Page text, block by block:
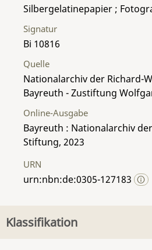
Silbergelatinepapier ;
Signatur
Bi 10816
Quelle
Nationalarchiv der Richard-
Bayreuth - Zustiftung
Online-Ausgabe
Bayreuth : Nationalarchiv
Stiftung, 2023
URN
urn:nbn:de:0305-127183
Klassifikation